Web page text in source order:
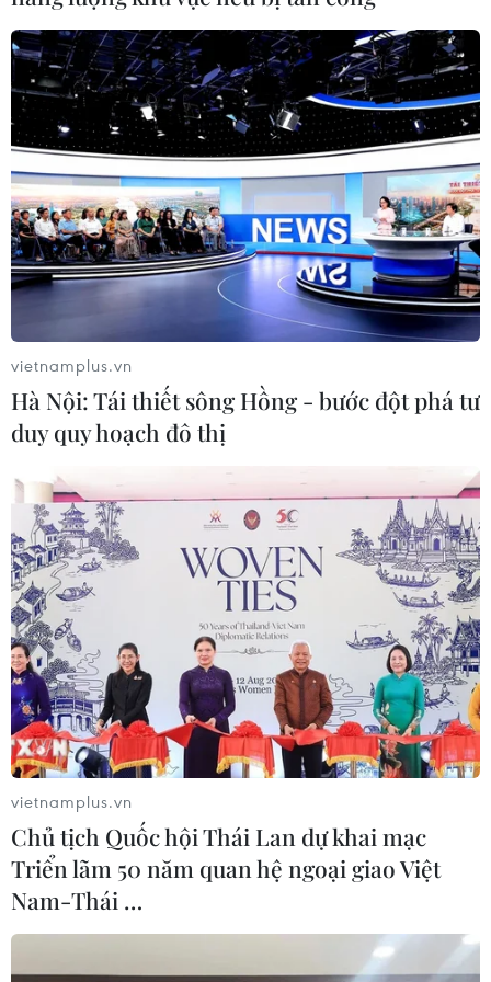
thưởng dành cho: nghệ sĩ mới xuất sắc nhất, bài
hát nhạc rap hay nhất và album nhạc rap hay
nhất.
Video đám cưới tập thể cho người đồng tính
ở Grammy:
(Nguồn: YouTube)
(Vietnam+)
#Macklemore #Ryan Lewis #Grammy #Same Love
vietnamplus.vn
Hà Nội: Tái thiết sông Hồng - bước đột phá tư
duy quy hoạch đô thị
vietnamplus.vn
Chủ tịch Quốc hội Thái Lan dự khai mạc
Triển lãm 50 năm quan hệ ngoại giao Việt
Nam-Thái …